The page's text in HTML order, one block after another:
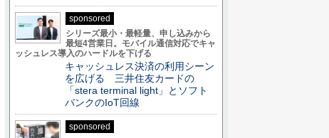
sponsored
シリーズ最小・最軽量、申し込みから
最短4営業日。モバイル通信対応でキャ
ッシュレス導入のハードルを下げる
キャッシュレス決済の利用シーン
を広げる 三井住友カードの
「stera terminal light」とソフト
バンクのIoT回線
sponsored